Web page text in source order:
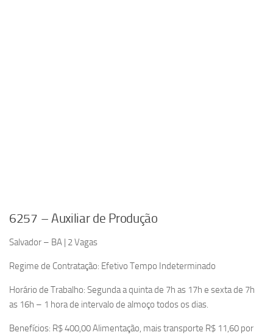
6257 – Auxiliar de Produção
Salvador – BA | 2 Vagas
Regime de Contratação: Efetivo Tempo Indeterminado
Horário de Trabalho: Segunda a quinta de 7h as 17h e sexta de 7h
as 16h – 1 hora de intervalo de almoço todos os dias.
Benefícios: R$ 400,00 Alimentação, mais transporte R$ 11,60 por